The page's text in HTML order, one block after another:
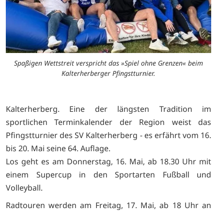
Spaßigen Wettstreit verspricht das »Spiel ohne Grenzen« beim
Kalterherberger Pfingstturnier.
Kalterherberg. Eine der längsten Tradition im
sportlichen Terminkalender der Region weist das
Pfingstturnier des SV Kalterherberg - es erfährt vom 16.
bis 20. Mai seine 64. Auflage.
Los geht es am Donnerstag, 16. Mai, ab 18.30 Uhr mit
einem Supercup in den Sportarten Fußball und
Volleyball.
Radtouren werden am Freitag, 17. Mai, ab 18 Uhr an